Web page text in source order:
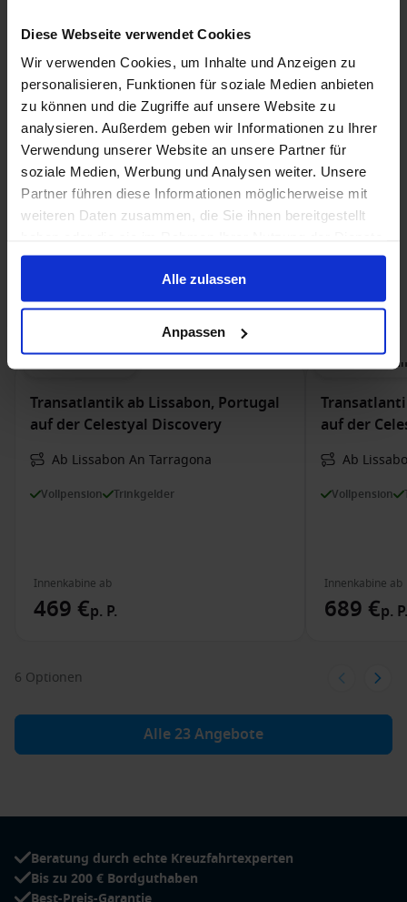
Diese Webseite verwendet Cookies
Wir verwenden Cookies, um Inhalte und Anzeigen zu
personalisieren, Funktionen für soziale Medien anbieten
zu können und die Zugriffe auf unsere Website zu
analysieren. Außerdem geben wir Informationen zu Ihrer
Verwendung unserer Website an unsere Partner für
soziale Medien, Werbung und Analysen weiter. Unsere
Partner führen diese Informationen möglicherweise mit
weiteren Daten zusammen, die Sie ihnen bereitgestellt
gesammelt haben.
Alle zulassen
Anpassen
Freunde
3 Optionen
Alle 3 Bewertungen lesen
Celestyal Discovery Angebote
Transatlantik ab Lissabon, Portugal
auf der Celestyal Discovery
Ab Lissabon An Tarragona
Vollpension Trinkgelder
Innenkabine ab
469 €p. P.
Nur
auf der
Ab
Vollpension
Innenkabine ab
689 €p. P.
6 Optionen
Alle 23 Angebote
Beratung durch echte Kreuzfahrtexperten
Bis zu 200 € Bordguthaben